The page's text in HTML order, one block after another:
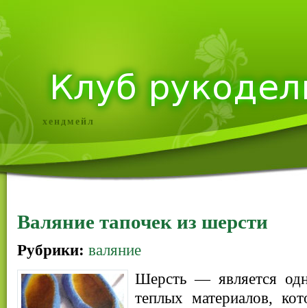
хендмейл
Валяние тапочек из шерсти
Рубрики: валяние
Шерсть — является
теплых материалов,